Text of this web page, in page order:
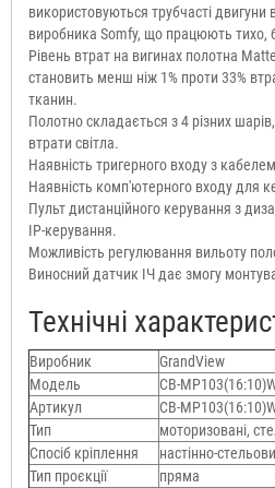
використовуються трубчасті двигуни
виробника Somfy, що працюють тихо,
Рівень втрат на вигинах полотна
становить менш ніж 1% проти 33%
тканин.
Полотно складається з 4 різних
втрати світла.
Наявність тригерного входу з
Наявність комп'ютерного входу для
Пульт дистанційного керування з
IP-керування.
Можливість регулювання вильоту
Виносний датчик ІЧ дає змогу
Технічні
Виробник
GrandView
Модель
CB-
Артикул
CB-
Тип
моторизовані,
Спосіб кріплення
настінно-
Тип проєкції
пряма